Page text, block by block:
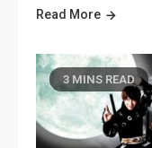
Read More
3 MINS READ